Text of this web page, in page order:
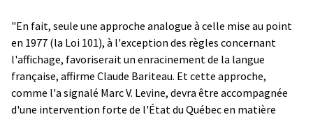
"En fait, seule une approche analogue à celle mise au point
en 1977 (la Loi 101), à l'exception des règles concernant
l'affichage, favoriserait un enracinement de la langue
française, affirme Claude Bariteau. Et cette approche,
comme l'a signalé Marc V. Levine, devra être accompagnée
d'une intervention forte de l'État du Québec en matière